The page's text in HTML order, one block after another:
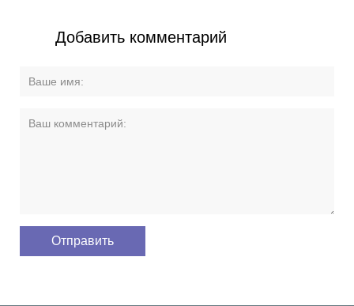
Добавить комментарий